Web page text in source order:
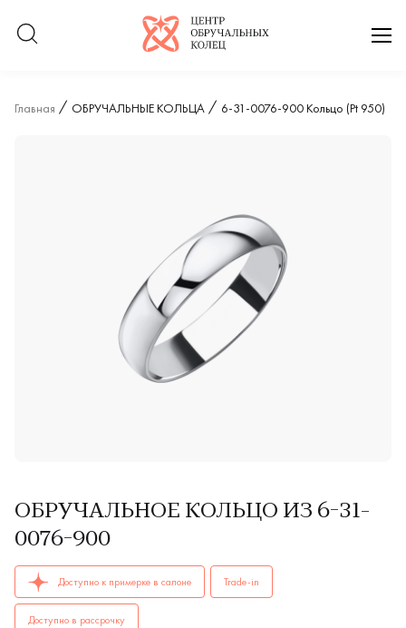
Логотип компании
Главная ОБРУЧАЛЬНЫЕ КОЛЬЦА 6-31-0076-900 Кольцо (Pt 950)
ОБРУЧАЛЬНОЕ КОЛЬЦО ИЗ 6-31-
0076-900
ОБРУЧАЛЬНЫЕ КОЛЬЦА6-31-0076-900купить в Иркутске.
Доступно к примерке в салоне Trade-in
Доступно в рассрочку